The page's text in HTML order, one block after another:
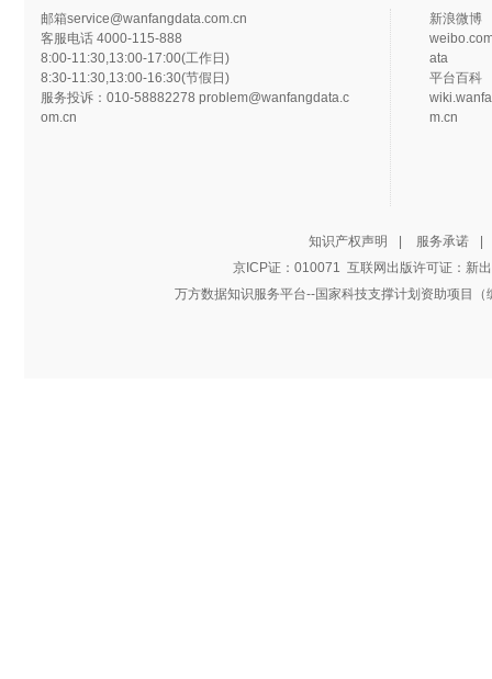
邮箱service@wanfangdata.com.cn
客服电话 4000-115-888
8:00-11:30,13:00-17:00(工作日 )
8:30-11:30,13:00-16:30(节假日 )
服务投诉 ：010-58882278 problem@wanfangdata.c
om.cn
新浪微博
ata
平台百科
m.cn
知识产权声明 服务承诺
京ICP证：010071 互联网出版许可证：新
万方数据知识服务平台--国家科技支撑计划资助项目